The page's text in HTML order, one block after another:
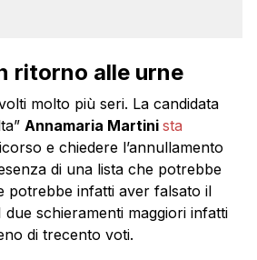
ritorno alle urne
molto più seri. La candidata
Annamaria Martini sta
e chiedere l’annullamento
di una lista che potrebbe
potrebbe infatti aver falsato il
schieramenti maggiori infatti
di trecento voti.